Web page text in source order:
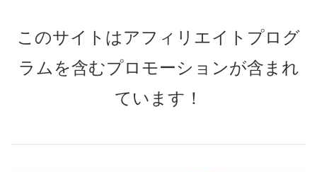
このサイトはアフィリエイトプログ
ラムを含むプロモーションが含まれ
ています！